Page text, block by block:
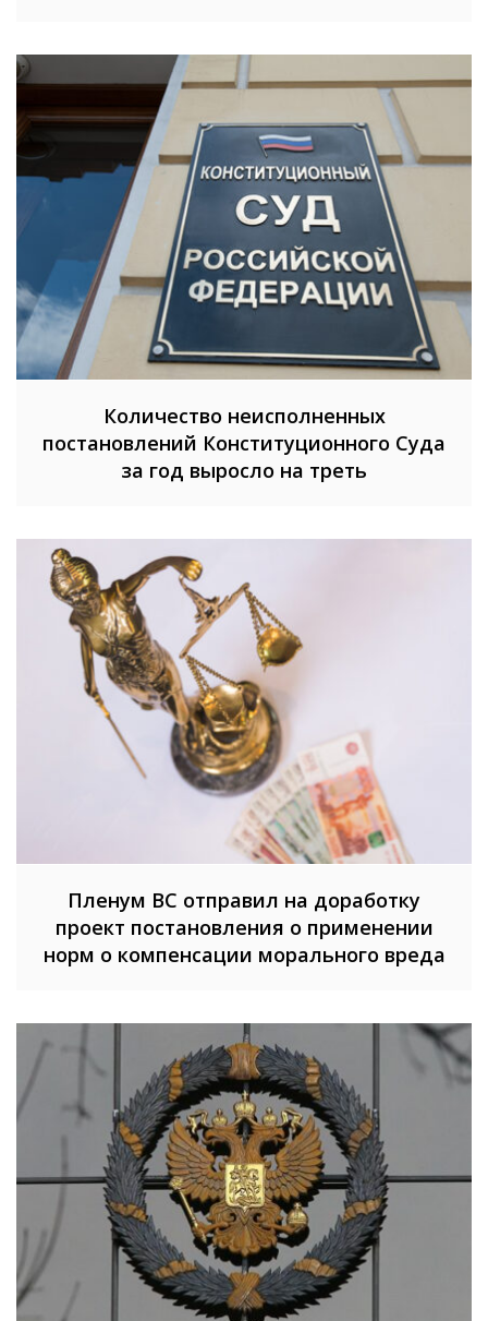
Количество неисполненных
постановлений Конституционного Суда
за год выросло на треть
Пленум ВС отправил на доработку
проект постановления о применении
норм о компенсации морального вреда